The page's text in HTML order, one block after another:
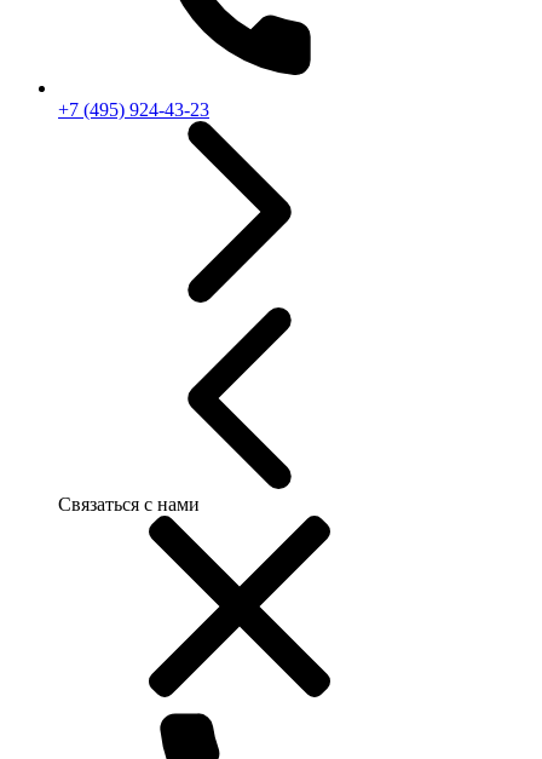
+7 (495) 924-43-23
Связаться с нами